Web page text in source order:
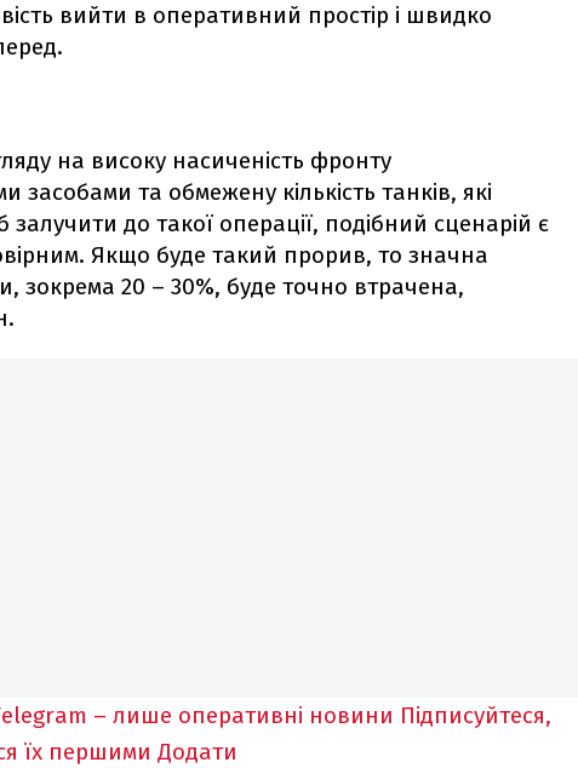
вийти в оперативний простір і швидко
на високу насиченість фронту
засобами та обмежену кількість танків, які
залучити до такої операції, подібний сценарій є
Якщо буде такий прорив, то значна
зокрема 20 – 30%, буде точно втрачена,
– лише оперативні новини Підписуйтеся,
їх першими Додати